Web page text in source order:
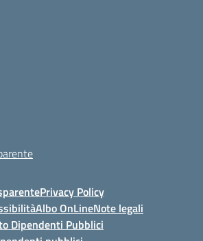
Privacy Policy
Albo OnLineNote legali
Dipendenti Pubblici